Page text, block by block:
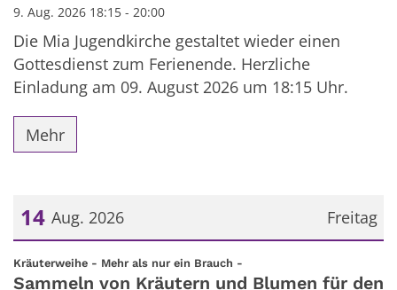
9. Aug. 2026 18:15 - 20:00
Die Mia Jugendkirche gestaltet wieder einen
Gottesdienst zum Ferienende. Herzliche
Einladung am 09. August 2026 um 18:15 Uhr.
Mehr
Freitag
14 Aug. 2026
Datum: 14. August 2026
Kräuterweihe - Mehr als nur ein Brauch -
Sammeln von Kräutern und Blumen für den